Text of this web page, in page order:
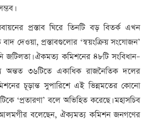
প্রস্তাব ঘিরে তিনটি বড় বিতর্ক এখন
দেওয়া, প্রস্তাবগুলোর ‘স্বয়ংক্রিয় সংযোজন’
জটিলতা। ঐকমত্য কমিশনের ৪৮টি সংবিধান–
অন্তত ৩৬টিতে একাধিক রাজনৈতিক দলের
চূড়ান্ত সুপারিশে এই ভিন্নমতের কোনো
‘প্রতারণা’ বলে অভিহিত করেছে। মহাসচিব
বলেছেন, ঐক্যমত্য কমিশন জনগণের